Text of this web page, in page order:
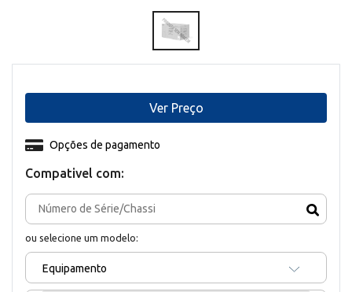
Compativel com:
ou selecione um modelo:
Equipamento
Opções de pagamento
Ver Preço